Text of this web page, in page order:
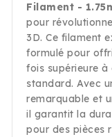
Filament -
pour
3D. Ce filament
formulé pour
fois supérieure à
standard. Avec
remarquable et
il garantit la
pour des pièces